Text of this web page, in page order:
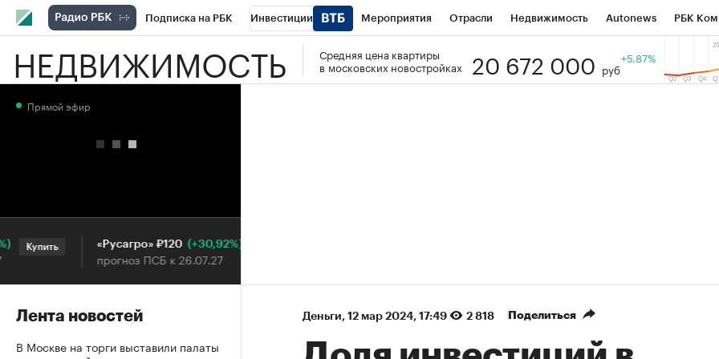
Подписка на РБК Инвестиции Мероприятия Отрасли Недвижимость Autonews РБК
РБК Вино Спорт Школа управления РБК РБК Образование Тренды
НЕДВИЖИМОСТЬ
Средняя цена квартиры
в московских новостройках
20 672 000 руб
+5.87%
Деньги⁠, 12 мар 2024, 17:49 2 818 Поделиться
Прямой эфир
Купить «Русагро» ₽120 (+30,92%)
прогноз ПСБ к 26.07.27
Купить
Лента новостей
В Москве на торги выставили палаты